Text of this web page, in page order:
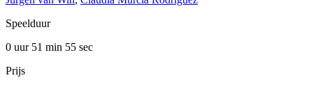
Speelduur
0 uur 51 min 55 sec
Prijs